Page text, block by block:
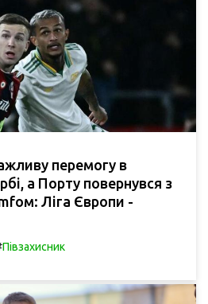
перемогу в
а Порту повернувся з
Ліга Європи -
Півзахисник